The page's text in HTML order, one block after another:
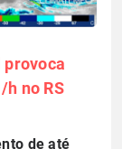
no RS
de até